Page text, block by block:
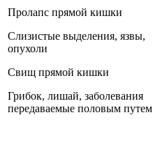
Пролапс прямой кишки
Слизистые выделения, язвы,
опухоли
Свищ прямой кишки
Грибок, лишай, заболевания
передаваемые половым путем